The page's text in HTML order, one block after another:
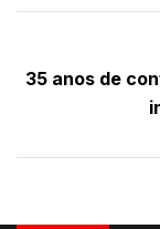
35 anos de